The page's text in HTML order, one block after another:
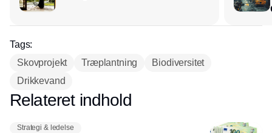
Tags:
Skovprojekt
Træplantning
Biodiversitet
Drikkevand
Annonce
Relateret indhold
Strategi & ledelse